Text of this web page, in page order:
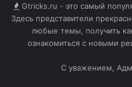
Gtricks.ru - это самый
Здесь представители
любые темы, получить
ознакомиться с новыми
С уважением,